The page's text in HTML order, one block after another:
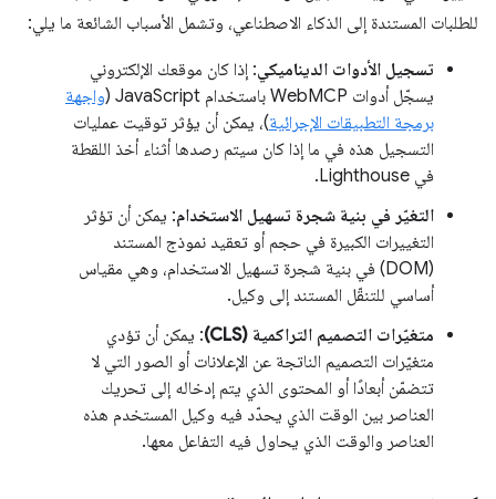
للطلبات المستندة إلى الذكاء الاصطناعي، وتشمل الأسباب الشائعة ما يلي:
تسجيل الأدوات الديناميكي: إذا كان موقعك الإلكتروني
يسجّل أدوات WebMCP باستخدام JavaScript (
واجهة
برمجة التطبيقات الإجرائية)، يمكن أن يؤثر توقيت عمليات
التسجيل هذه في ما إذا كان سيتم رصدها أثناء أخذ اللقطة
في Lighthouse.
التغيّر في بنية شجرة تسهيل الاستخدام: يمكن أن تؤثر
التغييرات الكبيرة في حجم أو تعقيد نموذج المستند
(DOM) في بنية شجرة تسهيل الاستخدام، وهي مقياس
أساسي للتنقّل المستند إلى وكيل.
متغيّرات التصميم التراكمية (CLS)
: يمكن أن تؤدي
متغيّرات التصميم الناتجة عن الإعلانات أو الصور التي لا
تتضمّن أبعادًا أو المحتوى الذي يتم إدخاله إلى تحريك
العناصر بين الوقت الذي يحدّد فيه وكيل المستخدم هذه
العناصر والوقت الذي يحاول فيه التفاعل معها.